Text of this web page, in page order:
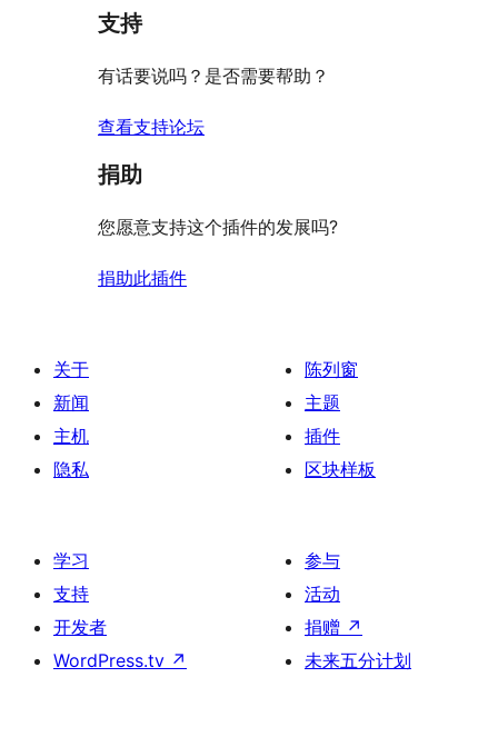
价
评
星
价
支持
有话要说吗？是否需要帮助？
查看支持论坛
捐助
您愿意支持这个插件的发展吗?
捐助此插件
关于
新闻
主机
隐私
陈列窗
主题
插件
区块样板
学习
支持
开发者
WordPress.tv ↗
参与
活动
捐赠 ↗
未来五分计划